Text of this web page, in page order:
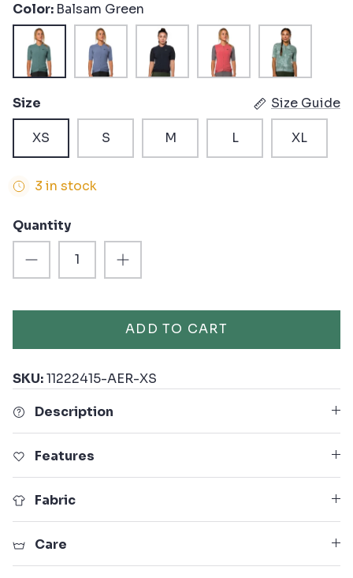
Color Balsam Green
Balsam
Green
Wild
Wind
Black Rosewood Green
Bay
Spectral
Size
Size Guide
XS S M L XL
3 in stock
Quantity
ADD TO CART
SKU:11222415-AER-XS
Description
Features
Fabric
Care